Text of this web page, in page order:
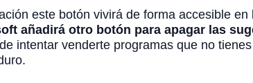
este botón vivirá de forma accesible
añadirá otro botón para apagar las
intentar venderte programas que no